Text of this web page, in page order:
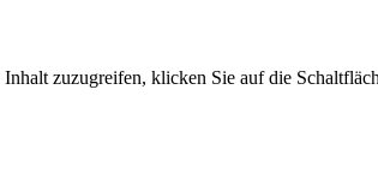
zuzugreifen, klicken Sie auf die